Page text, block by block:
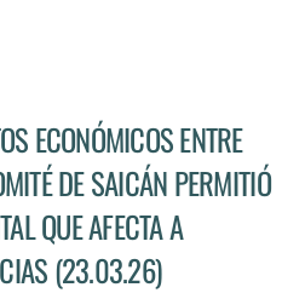
ECONÓMICOS ENTRE
DE SAICÁN PERMITIÓ
QUE AFECTA A
(23.03.26)